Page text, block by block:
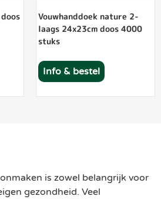
Vouwhanddoek nature 2-
laags 24x23cm doos 4000
stuks
Info & bestel
is zowel belangrijk voor
gezondheid. Veel